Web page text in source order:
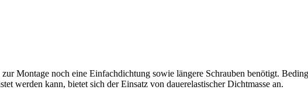
Montage noch eine Einfachdichtung sowie längere Schrauben benötigt.
werden kann, bietet sich der Einsatz von dauerelastischer Dichtmasse an.